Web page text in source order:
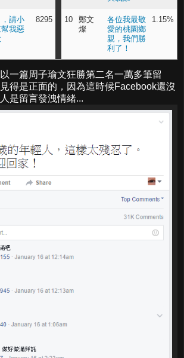
請小
我惡
8295 10
鄭文
燦
各位我最敬
愛的桃園鄉
親，我們勝
利了！
1.15%
一篇周子瑜文狂勝第二名一萬多筆留
得是正面的，因為這時候Facebook還沒
是留言發洩情緒...